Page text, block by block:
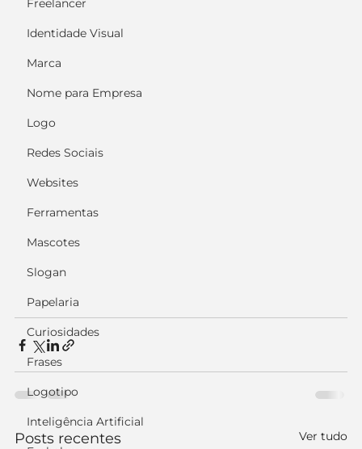
Freelancer
Identidade Visual
Marca
Nome para Empresa
Logo
Redes Sociais
Websites
Ferramentas
Mascotes
Slogan
Papelaria
Curiosidades
Frases
Logotipo
Inteligência Artificial
Posts recentes Ver tudo